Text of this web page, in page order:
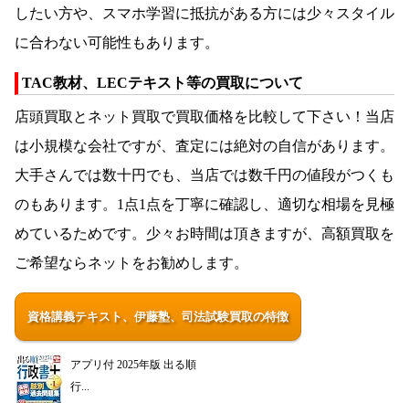
したい方や、スマホ学習に抵抗がある方には少々スタイル
に合わない可能性もあります。
TAC教材、LECテキスト等の買取について
店頭買取とネット買取で買取価格を比較して下さい！当店
は小規模な会社ですが、査定には絶対の自信があります。
大手さんでは数十円でも、当店では数千円の値段がつくも
のもあります。1点1点を丁寧に確認し、適切な相場を見極
めているためです。少々お時間は頂きますが、高額買取を
ご希望ならネットをお勧めします。
資格講義テキスト、伊藤塾、司法試験買取の特徴
アプリ付 2025年版 出る順
行...